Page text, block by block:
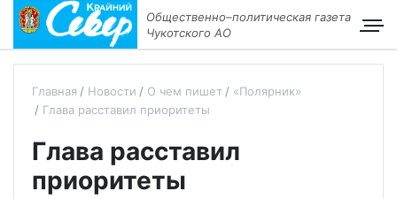
Общественно–политическая газета
Чукотского АО
Главная Новости О чем пишет
«Полярник»
Глава расставил приоритеты
Глава расставил
приоритеты